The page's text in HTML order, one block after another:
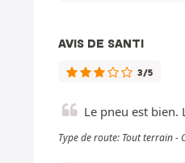
AVIS DE SANTI
3/5
Le pneu est bien.
Type de route: Tout terrain -